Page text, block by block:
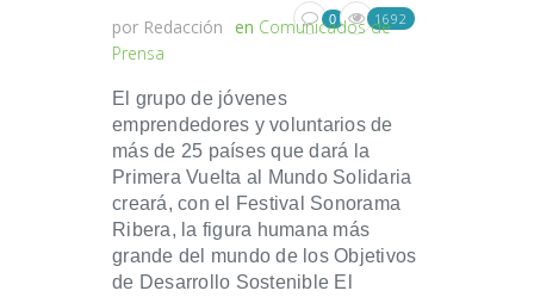
por Redacción en Comunicados de
Prensa
0 1692
El grupo de jóvenes
emprendedores y voluntarios de
más de 25 países que dará la
Primera Vuelta al Mundo Solidaria
creará, con el Festival Sonorama
Ribera, la figura humana más
grande del mundo de los Objetivos
de Desarrollo Sostenible El